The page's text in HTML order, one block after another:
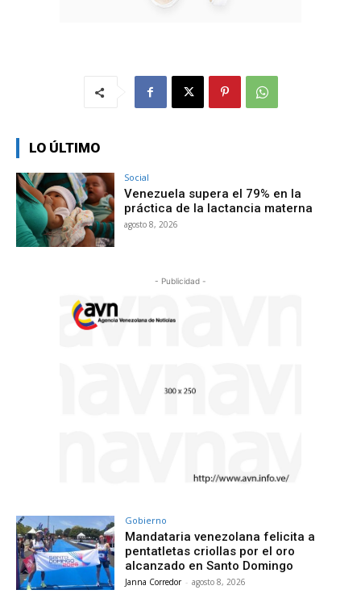
LO ÚLTIMO
Social
Venezuela supera el 79% en la
práctica de la lactancia materna
agosto 8, 2026
- Publicidad -
Gobierno
Mandataria venezolana felicita a
pentatletas criollas por el oro
alcanzado en Santo Domingo
Janna Corredor - agosto 8, 2026